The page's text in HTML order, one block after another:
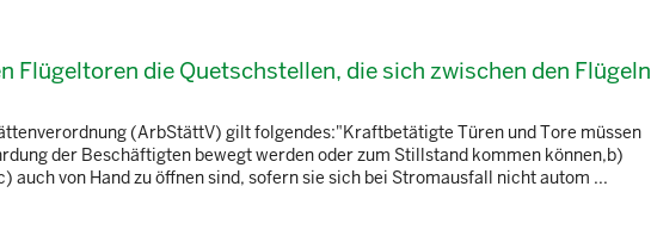
die Quetschstellen, die sich zwischen den Flügeln
(ArbStättV) gilt folgendes:"Kraftbetätigte Türen und Tore müssen
der Beschäftigten bewegt werden oder zum Stillstand kommen können,b)
von Hand zu öffnen sind, sofern sie sich bei Stromausfall nicht autom ...